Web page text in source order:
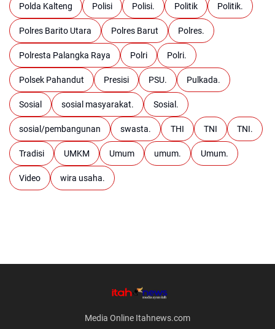
Polda Kalteng Polisi Polisi. Politik Politik.
Polres Barito Utara Polres Barut Polres.
Polresta Palangka Raya Polri Polri.
Polsek Pahandut Presisi PSU. Pulkada.
Sosial sosial masyarakat. Sosial.
sosial/pembangunan swasta. THI TNI TNI.
Tradisi UMKM Umum umum. Umum.
Video wira usaha.
Media Online Itahnews.com